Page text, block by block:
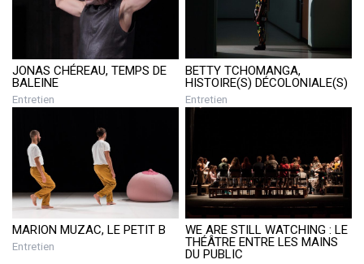
JONAS CHÉREAU, TEMPS DE
BALEINE
Entretien
BETTY TCHOMANGA,
HISTOIRE(S) DÉCOLONIALE(S)
Entretien
MARION MUZAC, LE PETIT B
Entretien
WE ARE STILL WATCHING : LE
THÉÂTRE ENTRE LES MAINS
DU PUBLIC